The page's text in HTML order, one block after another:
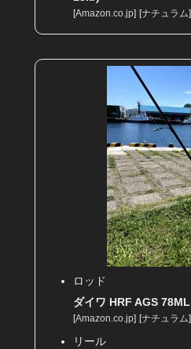
[Amazon.co.jp] [ナチュラム]
ロッド
ダイワ HRF AGS 78ML
[Amazon.co.jp] [ナチュラム]
リール